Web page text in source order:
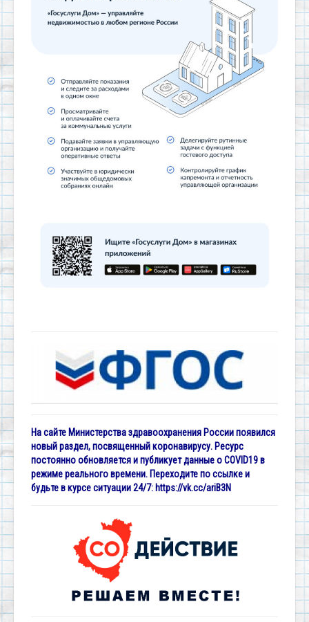
На сайте Министерства здравоохранения России появился
новый раздел, посвященный коронавирусу. Ресурс
постоянно обновляется и публикует данные о COVID19 в
режиме реального времени. Переходите по ссылке и
будьте в курсе ситуации 24/7: https://vk.cc/ariB3N